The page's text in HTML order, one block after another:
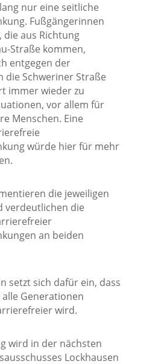
nur eine seitliche
Fußgängerinnen
die aus Richtung
Straße kommen,
entgegen der
die Schweriner Straße
immer wieder zu
vor allem für
Menschen. Eine
würde hier für mehr
die jeweiligen
verdeutlichen die
an beiden
setzt sich dafür ein, dass
Generationen
wird.
wird in der nächsten
Lockhausen